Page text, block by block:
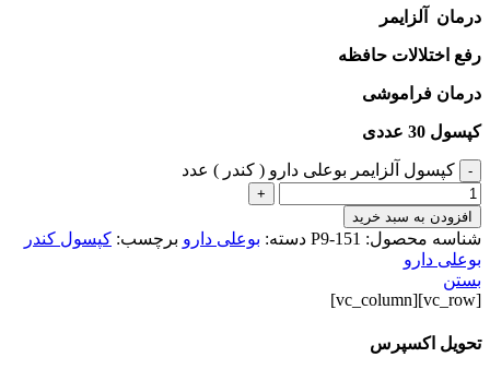
درمان آلزایمر
رفع اختلالات حافظه
درمان فراموشی
کپسول 30 عددی
- کپسول آلزایمر بوعلی دارو ( کندر ) عدد
+
افزودن به سبد خرید
شناسه محصول: P9-151 دسته: بوعلی دارو برچسب: کپسول کندر
بوعلی دارو
بستن
[vc_row][vc_column]
تحویل اکسپرس